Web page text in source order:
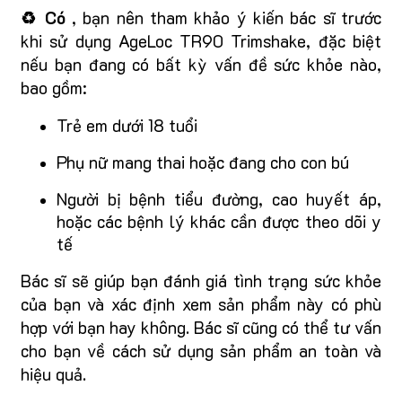
♻️ Có , bạn nên tham khảo ý kiến bác sĩ trước
khi sử dụng AgeLoc TR90 Trimshake, đặc biệt
nếu bạn đang có bất kỳ vấn đề sức khỏe nào,
bao gồm:
Trẻ em dưới 18 tuổi
Phụ nữ mang thai hoặc đang cho con bú
Người bị bệnh tiểu đường, cao huyết áp,
hoặc các bệnh lý khác cần được theo dõi y
tế
Bác sĩ sẽ giúp bạn đánh giá tình trạng sức khỏe
của bạn và xác định xem sản phẩm này có phù
hợp với bạn hay không. Bác sĩ cũng có thể tư vấn
cho bạn về cách sử dụng sản phẩm an toàn và
hiệu quả.